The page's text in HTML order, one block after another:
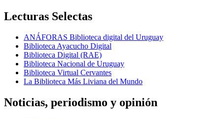
Lecturas Selectas
ANÁFORAS Biblioteca digital del Uruguay
Biblioteca Ayacucho Digital
Biblioteca Digital (RAE)
Biblioteca Nacional de Uruguay
Biblioteca Virtual Cervantes
La Biblioteca Más Liviana del Mundo
Noticias, periodismo y opinión